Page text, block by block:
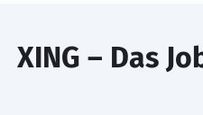
XING – Das